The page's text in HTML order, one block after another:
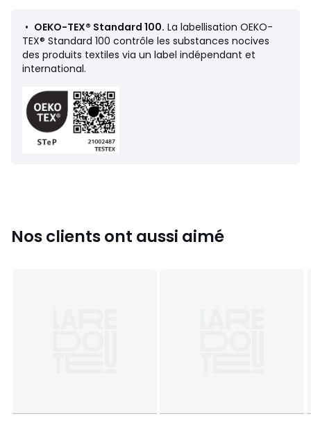
Fiche produit relative aux qualités et caractéristiques
environnementales
Birmanie
Dernière mise à jour des informations : 02/04/2026
Couleurs
Vert Foncé, Beige, Blanc, Noir
36, 37, 38, 39, 40, 41, 42, 43, 44, 45
• OEKO-TEX® Standard 100. La labellisation OEKO-
TEX® Standard 100 contrôle les substances nocives
des produits textiles via un label indépendant et
international.
Nos clients ont aussi aimé